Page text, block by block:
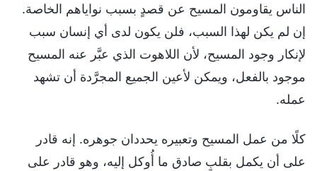
الناس يقاومون المسيح عن قصدٍ بسبب نواياهم الخاصة.
إن لم يكن لهذا السبب، فلن يكون لدى أي إنسان سبب
لإنكار وجود المسيح، لأن اللاهوت الذي عبَّر عنه المسيح
موجود بالفعل، ويمكن لأعين الجميع المجرَّدة أن تشهد
عمله.
كلًا من عمل المسيح وتعبيره يحددان جوهره. إنه قادر
على أن يكمل بقلبٍ صادق ما أُوكل إليه، وهو قادر على